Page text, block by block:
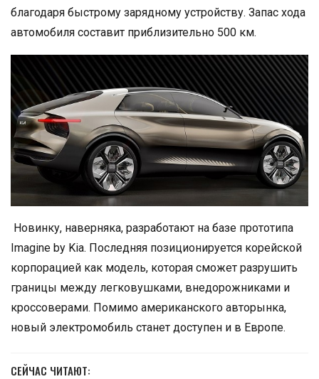
благодаря быстрому зарядному устройству. Запас хода
автомобиля составит приблизительно 500 км.
Новинку, наверняка, разработают на базе прототипа
Imagine by Kia. Последняя позиционируется корейской
корпорацией как модель, которая сможет разрушить
границы между легковушками, внедорожниками и
кроссоверами. Помимо американского авторынка,
новый электромобиль станет доступен и в Европе.
СЕЙЧАС ЧИТАЮТ: